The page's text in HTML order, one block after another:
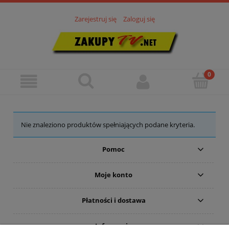
Zarejestruj się Zaloguj się
Nie znaleziono produktów spełniających podane kryteria.
Pomoc
Moje konto
Płatności i dostawa
Informacje